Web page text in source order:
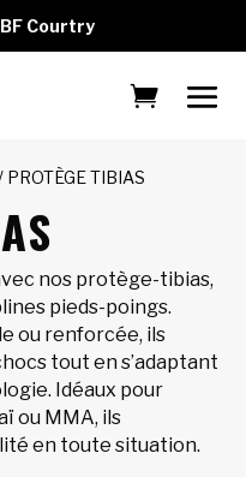
BF Courtry
PROTÈGE TIBIAS
nos protège-tibias,
pieds-poings.
ou renforcée, ils
tout en s’adaptant
Idéaux pour
ou MMA, ils
en toute situation.